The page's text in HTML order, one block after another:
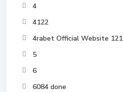
4
4122
4rabet Official Website 121
5
6
6084 done